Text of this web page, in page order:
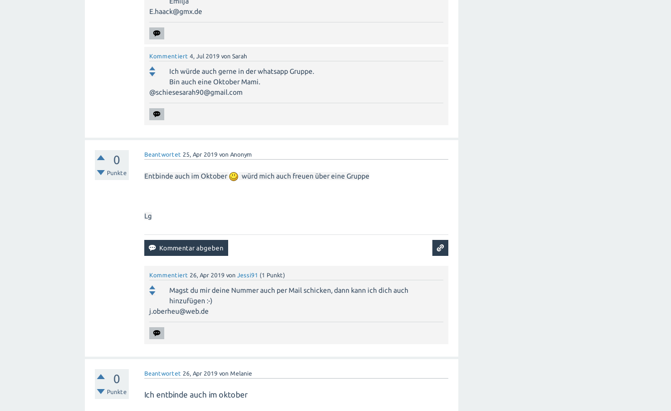
E.haack@gmx.de
Kommentiert 4, Jul 2019 vonSarah
Ich würde auch gerne in der whatsapp Gruppe.
Bin auch eine Oktober Mami.
@schiesesarah90@gmail.com
0
Punkte
Beantwortet 25, Apr 2019 vonAnonym
Entbinde auch im Oktober würd mich auch freuen über eine Gruppe
Lg
Kommentiert 26, Apr 2019 vonJessi91 (1 Punkt)
Magst du mir deine Nummer auch per Mail schicken, dann kann ich dich auch
hinzufügen :-)
j.oberheu@web.de
0
Punkte
Beantwortet 26, Apr 2019 vonMelanie
Ich entbinde auch im oktober